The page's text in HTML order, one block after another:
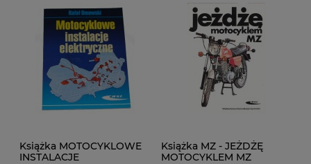
Książka MOTOCYKLOWE
INSTALACJE
Książka MZ - JEŻDŻĘ
MOTOCYKLEM MZ